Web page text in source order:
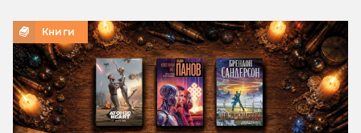
Книги